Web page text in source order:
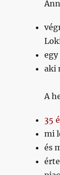
aki
A
35
mi
és